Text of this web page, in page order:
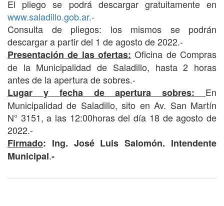
El pliego se podrá descargar gratuitamente en
www.saladillo.gob.ar.-
Consulta de pliegos: los mismos se podrán
descargar a partir del 1 de agosto de 2022.-
Presentación de las ofertas: Oficina de Compras
de la Municipalidad de Saladillo, hasta 2 horas
antes de la apertura de sobres.-
Lugar y fecha de apertura sobres:
En
Municipalidad de Saladillo, sito en Av. San Martín
N° 3151, a las 12:00horas del día 18 de agosto de
2022.-
Firmado: Ing. José Luis Salomón. Intendente
Municipal.-